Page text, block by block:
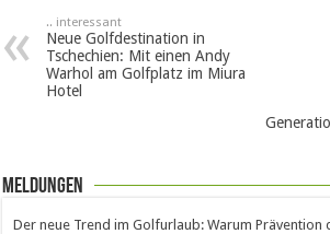
.. interessant
Neue Golfdestination in
Tschechien: Mit einen Andy
Warhol am Golfplatz im Miura
Hotel
Meldungen
Der neue Trend im Golfurlaub: Warum Prävention